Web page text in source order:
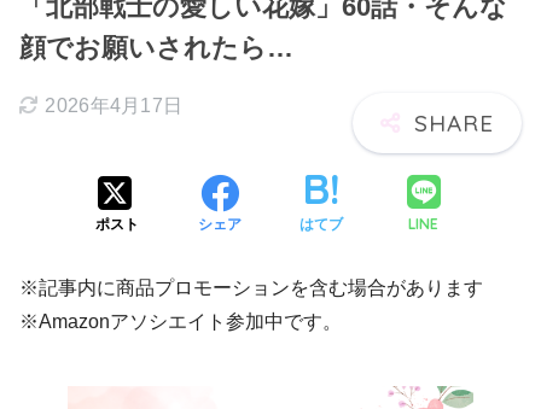
「北部戦士の愛しい花嫁」60話・そんな
顔でお願いされたら…
2026年4月17日
ポスト シェア はてブ LINE
※記事内に商品プロモーションを含む場合があります
※Amazonアソシエイト参加中です。